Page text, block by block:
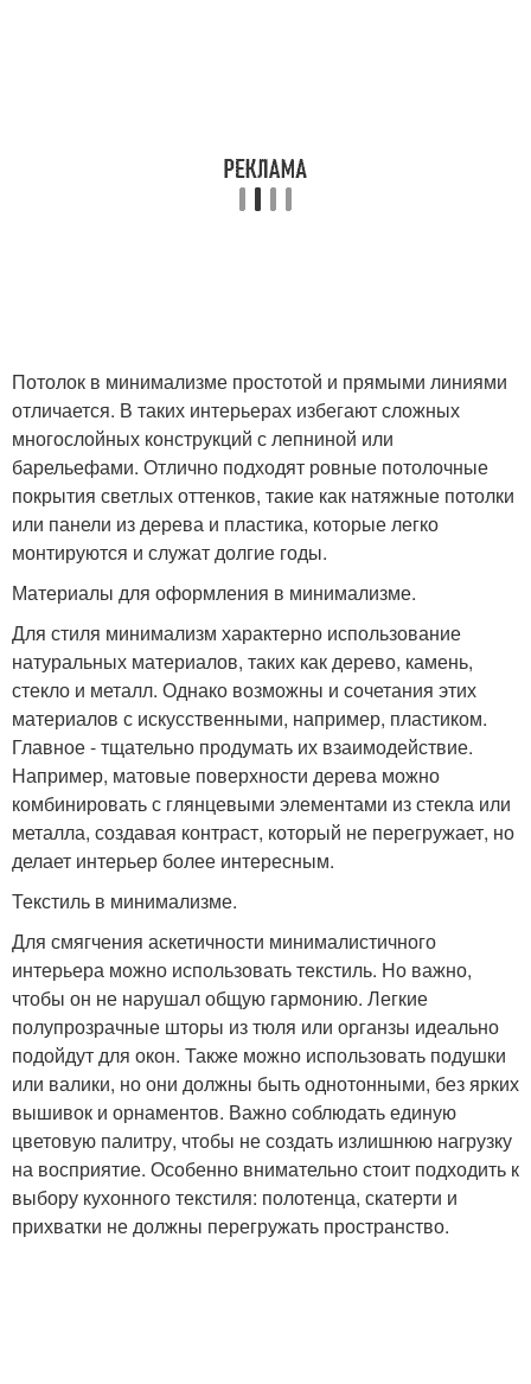
Потолок в минимализме простотой и прямыми линиями
отличается. В таких интерьерах избегают сложных
многослойных конструкций с лепниной или
барельефами. Отлично подходят ровные потолочные
покрытия светлых оттенков, такие как натяжные потолки
или панели из дерева и пластика, которые легко
монтируются и служат долгие годы.
Материалы для оформления в минимализме.
Для стиля минимализм характерно использование
натуральных материалов, таких как дерево, камень,
стекло и металл. Однако возможны и сочетания этих
материалов с искусственными, например, пластиком.
Главное - тщательно продумать их взаимодействие.
Например, матовые поверхности дерева можно
комбинировать с глянцевыми элементами из стекла или
металла, создавая контраст, который не перегружает, но
делает интерьер более интересным.
Текстиль в минимализме.
Для смягчения аскетичности минималистичного
интерьера можно использовать текстиль. Но важно,
чтобы он не нарушал общую гармонию. Легкие
полупрозрачные шторы из тюля или органзы идеально
подойдут для окон. Также можно использовать подушки
или валики, но они должны быть однотонными, без ярких
вышивок и орнаментов. Важно соблюдать единую
цветовую палитру, чтобы не создать излишнюю нагрузку
на восприятие. Особенно внимательно стоит подходить к
выбору кухонного текстиля: полотенца, скатерти и
прихватки не должны перегружать пространство.